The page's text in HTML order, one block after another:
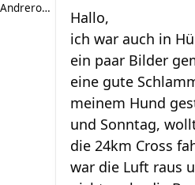
Andreroller
Hallo,
ich war auch in
ein paar Bilder
eine gute
meinem Hund
und Sonntag,
die 24km Cross
war die Luft raus